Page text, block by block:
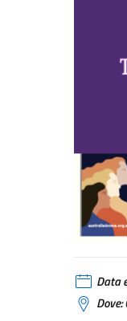
Data
Dove: